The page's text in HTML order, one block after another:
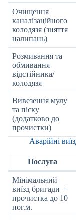
Очищення
каналізаційного
колодязя (зняття
налипань)
Розмивання та
обмивання
відстійника/
колодязя
Вивезення мулу
та піску
(додатково до
прочистки)
Аварійні
Послуга
Мінімальний
виїзд бригади +
прочистка до 10
пог.м.